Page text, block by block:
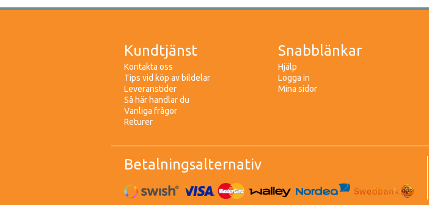
Kundtjänst
Kontakta oss
Tips vid köp av bildelar
Leveranstider
Så här handlar du
Vanliga frågor
Returer
Snabblänkar
Hjälp
Logga in
Mina sidor
Betalningsalternativ